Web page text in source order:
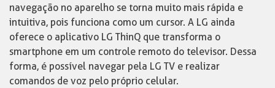
navegação no aparelho se torna muito mais rápida e
intuitiva, pois funciona como um cursor. A LG ainda
oferece o aplicativo LG ThinQ que transforma o
smartphone em um controle remoto do televisor. Dessa
forma, é possível navegar pela LG TV e realizar
comandos de voz pelo próprio celular.